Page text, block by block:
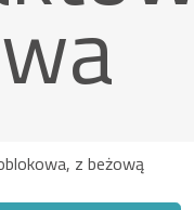
z beżową